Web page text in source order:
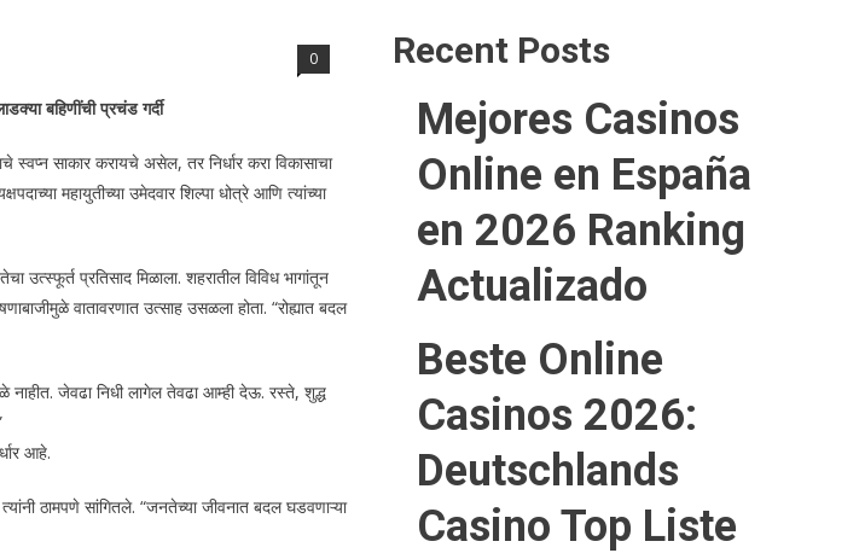
0
बहिणींची प्रचंड गर्दी
स्वप्न साकार करायचे असेल, तर निर्धार करा विकासाचा
महायुतीच्या उमेदवार शिल्पा धोत्रे आणि त्यांच्या
उत्स्फूर्त प्रतिसाद मिळाला. शहरातील विविध भागांतून
वातावरणात उत्साह उसळला होता. “रोह्यात बदल
नाहीत. जेवढा निधी लागेल तेवढा आम्ही देऊ. रस्ते, शुद्ध
आहे.
ठामपणे सांगितले. “जनतेच्या जीवनात बदल घडवणाऱ्या
Recent Posts
Mejores Casinos
Online en España
en 2026 Ranking
Actualizado
Beste Online
Casinos 2026:
Deutschlands
Casino Top Liste